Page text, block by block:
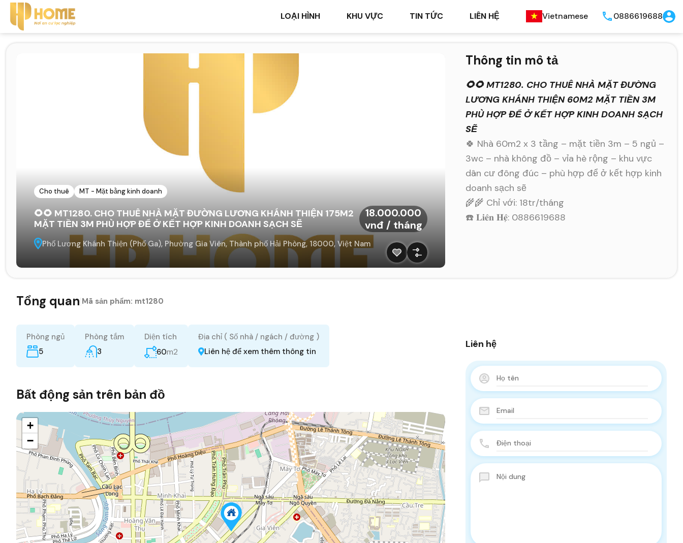
LOẠI HÌNH KHU VỰC TIN TỨC LIÊN HỆ Vietnamese 0886619688
Cho thuê MT - Mặt bằng kinh doanh
🌻🌻 MT1280. CHO THUÊ NHÀ MẶT ĐƯỜNG LƯƠNG KHÁNH THIỆN 175M2
MẶT TIỀN 3M PHÙ HỢP ĐỂ Ở KẾT HỢP KINH DOANH SẠCH SẼ
18.000.000
vnđ / tháng
Phố Lương Khánh Thiện (Phố Ga), Phường Gia Viên, Thành phố Hải Phòng, 18000, Việt Nam
Thông tin mô tả
🌻🌻 MT1280. CHO THUÊ NHÀ MẶT ĐƯỜNG
LƯƠNG KHÁNH THIỆN 60M2 MẶT TIỀN 3M
PHÙ HỢP ĐỂ Ở KẾT HỢP KINH DOANH SẠCH
SẼ
🍀 Nhà 60m2 x 3 tầng – mặt tiền 3m – 5 ngủ –
3wc – nhà không đồ – vỉa hè rộng – khu vực
dân cư đông đúc – phù hợp để ở kết hợp kinh
doanh sạch sẽ
🌾🌾 Chỉ với: 18tr/tháng
☎️ 𝐋𝐢𝐞̂𝐧 𝐇𝐞̣̂: 0886619688
Tổng quan Mã sản phẩm: mt1280
Phòng ngủ
5
Phòng tắm
3
Diện tích
60m2
Địa chỉ ( Số nhà / ngách / đường )
Liên hệ để xem thêm thông tin
Bất động sản trên bản đồ
+
−
Liên hệ